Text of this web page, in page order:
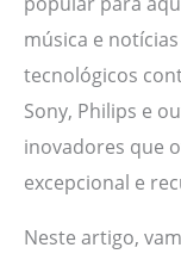
música e
tecnológicos
Sony, Philips e
inovadores que
excepcional e
Neste artigo,